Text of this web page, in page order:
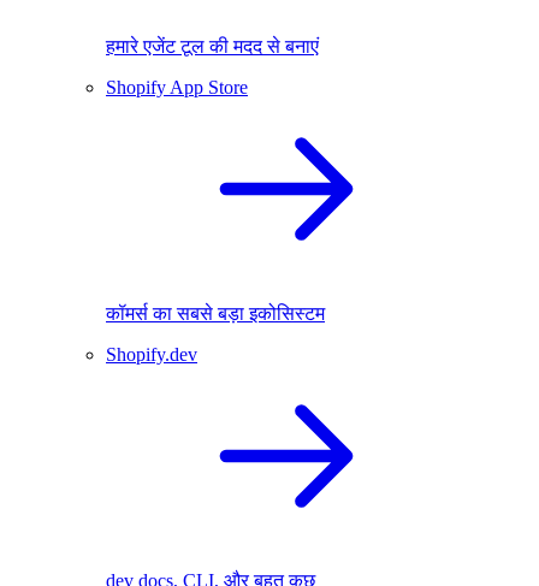
हमारे एजेंट टूल की मदद से बनाएं
Shopify App Store
कॉमर्स का सबसे बड़ा इकोसिस्टम
Shopify.dev
dev docs, CLI, और बहुत कुछ